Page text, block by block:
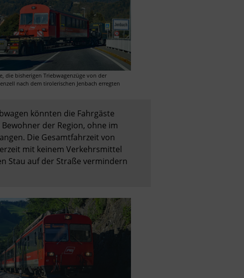
die bisherigen Triebwagenzüge von der
nach dem tirolerischen Jenbach erregten
könnten die Fahrgäste
der Region, ohne im
Die Gesamtfahrzeit von
mit keinem Verkehrsmittel
Stau auf der Straße vermindern